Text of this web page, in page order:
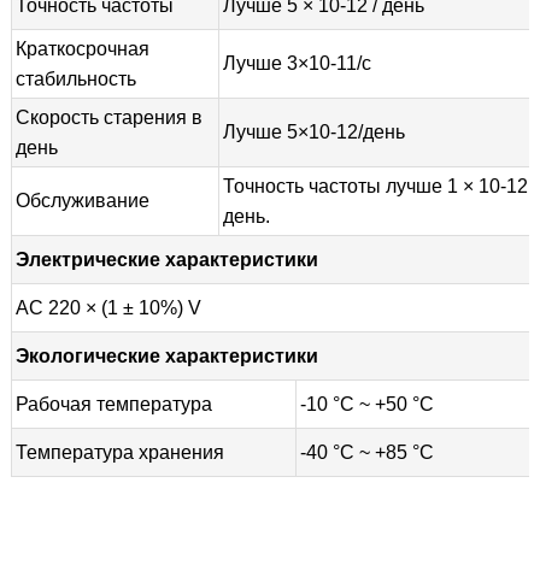
Точность частоты Лучше 5 × 10-12 / день
Краткосрочная
стабильность
Лучше 3×10-11/с
Скорость старения в
день
Лучше 5×10-12/день
Обслуживание
Точность частоты лучше 1 × 10-12
день.
Электрические характеристики
AC 220 × (1 ± 10%) V
Экологические характеристики
Рабочая температура -10 °C ~ +50 °C
Температура хранения -40 °C ~ +85 °C